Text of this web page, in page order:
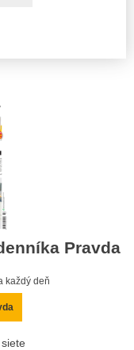
Pravda
každý deň